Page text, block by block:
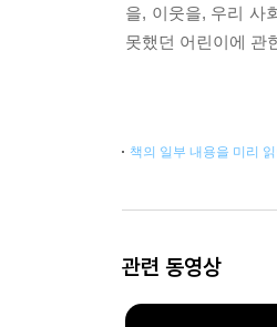
을, 이웃을, 우리 사
못했던 어린이에 관
책의 일부 내용을 미리
관련 동영상